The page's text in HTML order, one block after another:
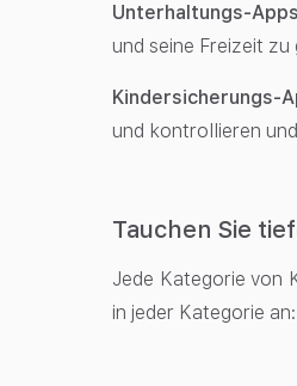
Unterhaltungs-
und seine Freizeit zu
Kindersicherungs-
und kontrollieren
Tauchen Sie
Jede Kategorie von
in jeder Kategorie an: